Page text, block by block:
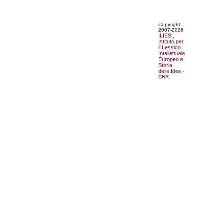
Copyright
2007-2026
ILIESI,
Istituto per
il Lessico
Intellettuale
Europeo e
Storia
delle Idee -
CNR.